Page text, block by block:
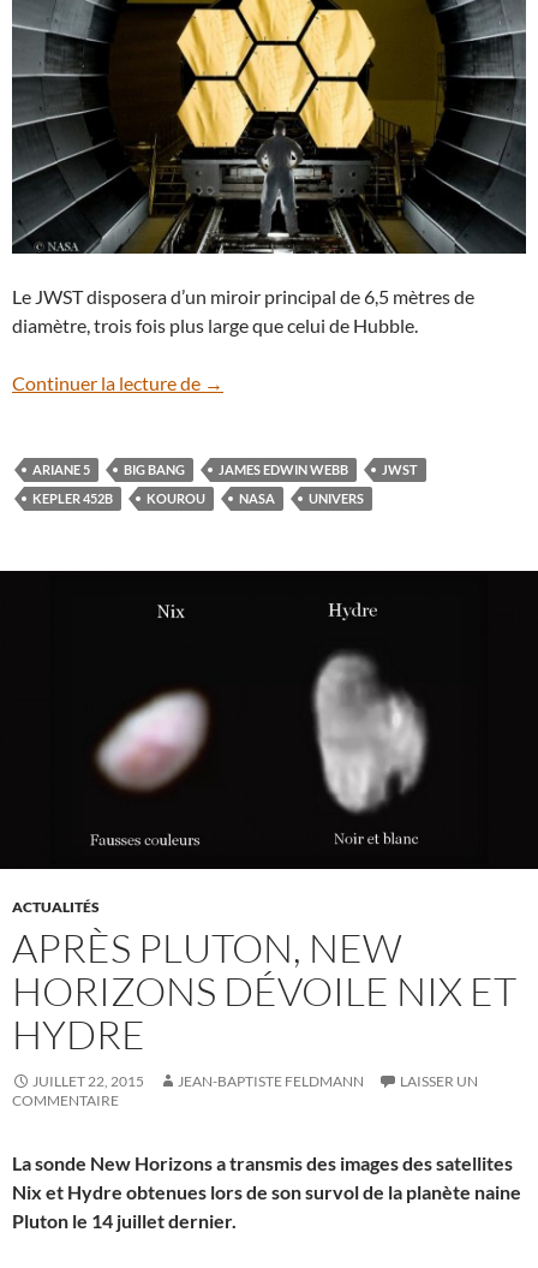
Le JWST disposera d’un miroir principal de 6,5 mètres de
diamètre, trois fois plus large que celui de Hubble.
Continuer la lecture de Le télescope spatial James Webb prend
→
ARIANE 5 BIG BANG JAMES EDWIN WEBB
JWST
KEPLER 452B
KOUROU NASA UNIVERS
ACTUALITÉS
APRÈS PLUTON, NEW
HORIZONS DÉVOILE NIX ET
HYDRE
JUILLET 22, 2015 JEAN-BAPTISTE FELDMANN
LAISSER UN
COMMENTAIRE
La sonde New Horizons a transmis des images des satellites
Nix et Hydre obtenues lors de son survol de la planète naine
Pluton le 14 juillet dernier.